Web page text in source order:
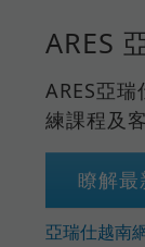
ARES
ARES亞
練課程及
瞭解最
亞瑞仕越南